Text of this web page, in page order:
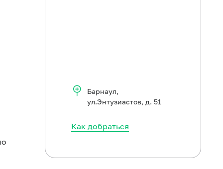
Барнаул,
ул.Энтузиастов, д. 51
Как добраться